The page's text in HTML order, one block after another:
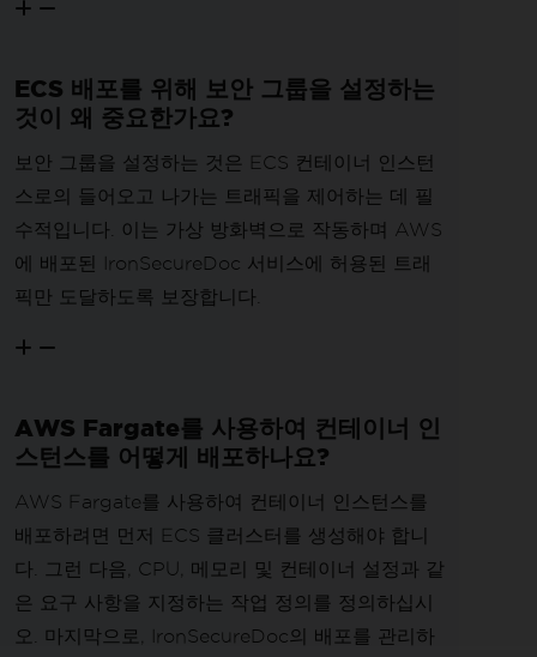
ECS 배포를 위해 보안 그룹을 설정하는
것이 왜 중요한가요?
보안 그룹을 설정하는 것은 ECS 컨테이너 인스턴
스로의 들어오고 나가는 트래픽을 제어하는 데 필
수적입니다. 이는 가상 방화벽으로 작동하며 AWS
에 배포된 IronSecureDoc 서비스에 허용된 트래
픽만 도달하도록 보장합니다.
AWS Fargate를 사용하여 컨테이너 인
스턴스를 어떻게 배포하나요?
AWS Fargate를 사용하여 컨테이너 인스턴스를
배포하려면 먼저 ECS 클러스터를 생성해야 합니
다. 그런 다음, CPU, 메모리 및 컨테이너 설정과 같
은 요구 사항을 지정하는 작업 정의를 정의하십시
오. 마지막으로, IronSecureDoc의 배포를 관리하